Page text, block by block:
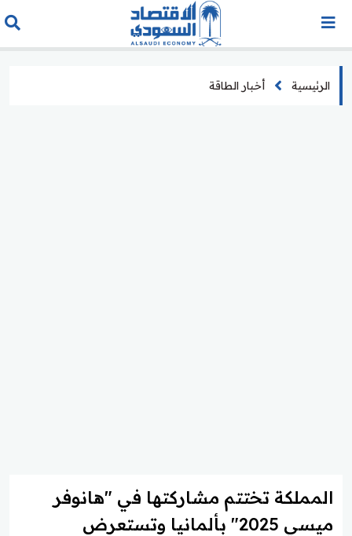
الرئيسية أخبار الطاقة
المملكة تختتم مشاركتها في "هانوفر
ميسي 2025" بألمانيا وتستعرض